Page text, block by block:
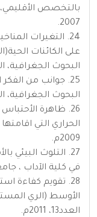
2007.
24. التغيرات
على الكائنات
البحوث الجغرافية، العدد11،
25. جوانب من
البحوث الجغرافية، العدد 10،
26. ظاهرة الأحتباس
الحراري التي
2009م.
27. التلوث البيئي
في كلية الآداب ، جامعة
28. تقويم كفاءة
الأوسط (الري
العدد13، 2011م.